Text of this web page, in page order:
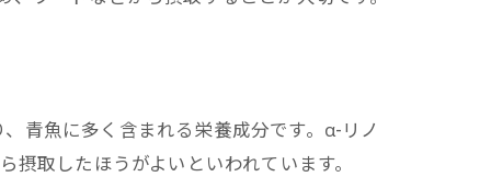
青魚に多く含まれる栄養成分です。α-リノ
摂取したほうがよいといわれています。